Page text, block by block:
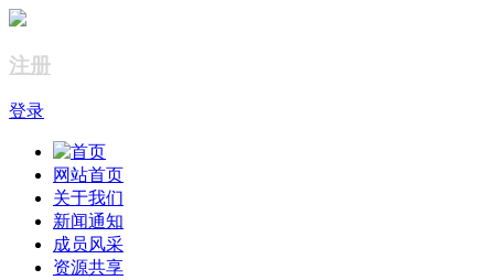
注册
登录
网站首页
关于我们
新闻通知
成员风采
资源共享